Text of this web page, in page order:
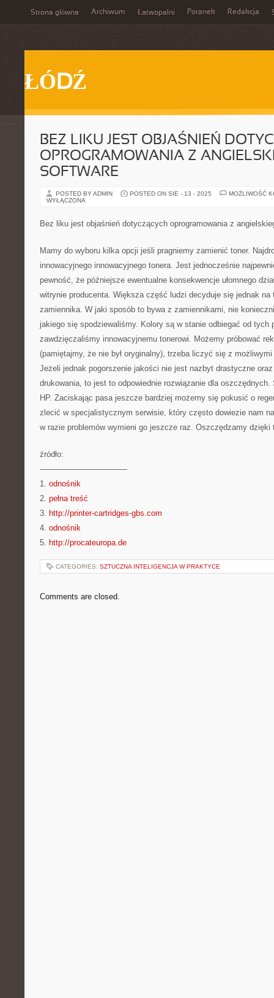
Strona główna Archiwum Łatwopalni Poranek Redakcja
ŁÓDŹ
BEZ LIKU JEST OBJAŚNIEŃ
OPROGRAMOWANIA Z
SOFTWARE
POSTED BY ADMIN POSTED ON SIE - 13 - 2025
MOŻLIWOŚĆ
WYŁĄCZONA
Bez liku jest objaśnień dotyczących oprogramowania z
Mamy do wyboru kilka opcji jeśli pragniemy zamienić toner.
innowacyjnego innowacyjnego tonera. Jest jednocześnie
pewność, że późniejsze ewentualne konsekwencje ułomnego
witrynie producenta. Większa część ludzi decyduje się jednak
zamiennika. W jaki sposób to bywa z zamiennikami, nie
jakiego się spodziewaliśmy. Kolory są w stanie odbiegać od tych
zawdzięczaliśmy innowacyjnemu tonerowi. Możemy próbować
(pamiętajmy, że nie był oryginalny), trzeba liczyć się z
Jeżeli jednak pogorszenie jakości nie jest nazbyt drastyczne
drukowania, to jest to odpowiednie rozwiązanie dla oszczędnych.
HP. Zaciskając pasa jeszcze bardziej możemy się pokusić o
zlecić w specjalistycznym serwisie, który często dowiezie nam
w razie problemów wymieni go jeszcze raz. Oszczędzamy
źródło:
———————————
1. odnośnik
2. pełna treść
3. http://printer-cartridges-gbs.com
4. odnośnik
5. http://procateuropa.de
CATEGORIES: SZTUCZNA INTELIGENCJA W PRAKTYCE
Comments are closed.